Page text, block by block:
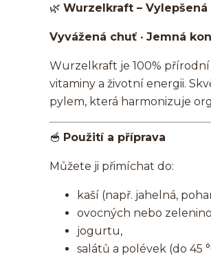
🌿 Wurzelkraft –
Vyvážená chuť · Jemná
Wurzelkraft je 100%
vitaminy a životní energii.
pylem, která harmonizuje
🥣 Použití a příprava
Můžete ji přimíchat do:
kaší (např. jahelná,
ovocných nebo
jogurtu,
salátů a polévek (do 45